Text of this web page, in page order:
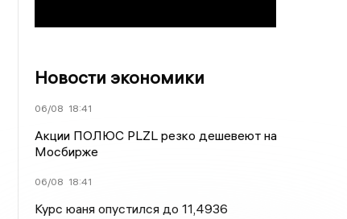
Новости экономики
06/08 18:41
Акции ПОЛЮС PLZL резко дешевеют на
Мосбирже
06/08 18:41
Курс юаня опустился до 11,4936